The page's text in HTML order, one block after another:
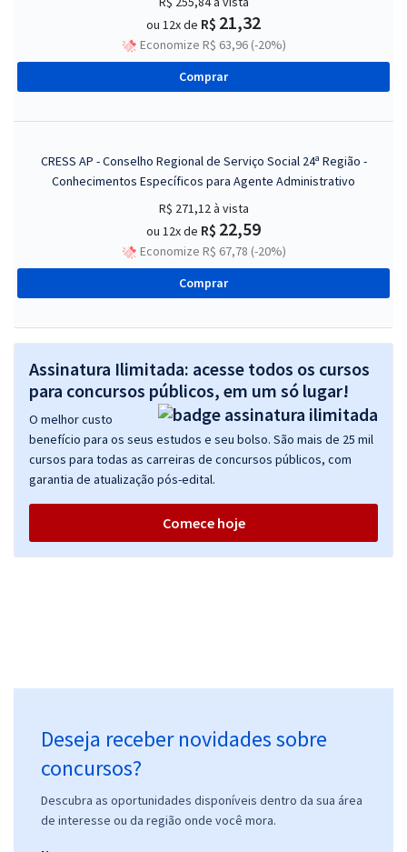
ou 12x de R$ 21,32
Economize R$ 63,96 (-20%)
Comprar
CRESS AP - Conselho Regional de Serviço Social 24ª Região -
Conhecimentos Específicos para Agente Administrativo
R$ 271,12à vista
ou 12x de R$ 22,59
Economize R$ 67,78 (-20%)
Comprar
Assinatura Ilimitada: acesse todos os cursos
para concursos públicos, em um só lugar!
O melhor custo
benefício para os seus estudos e seu bolso. São mais de 25 mil
cursos para todas as carreiras de concursos públicos, com
garantia de atualização pós-edital.
Comece hoje
Deseja receber novidades sobre
concursos?
Descubra as oportunidades disponíveis dentro da sua área
de interesse ou da região onde você mora.